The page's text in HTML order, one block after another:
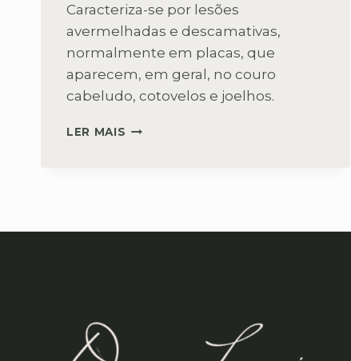
Caracteriza-se por lesões
avermelhadas e descamativas,
normalmente em placas, que
aparecem, em geral, no couro
cabeludo, cotovelos e joelhos.
LER MAIS TRATAMENTO